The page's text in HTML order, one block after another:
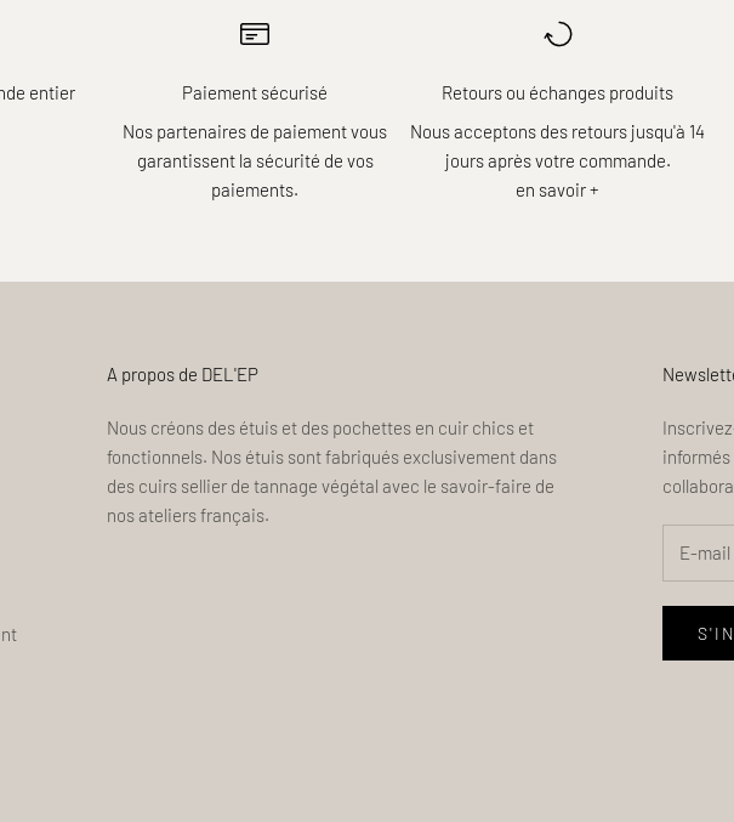
entier
Paiement sécurisé
Nos partenaires de paiement vous
garantissent la sécurité de vos
paiements.
Retours ou échanges produits
Nous acceptons des retours jusqu'à 14
jours après votre commande.
en savoir +
A propos de DEL'EP
Nous créons des étuis et des pochettes en cuir chics et
fonctionnels. Nos étuis sont fabriqués exclusivement dans
des cuirs sellier de tannage végétal avec le savoir-faire de
nos ateliers français.